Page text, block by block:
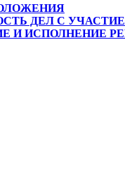
ДЕЛ С
И ИСПОЛНЕНИЕ